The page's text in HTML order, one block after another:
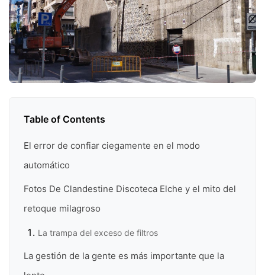
Table of Contents
El error de confiar ciegamente en el modo
automático
Fotos De Clandestine Discoteca Elche y el mito del
retoque milagroso
La trampa del exceso de filtros
La gestión de la gente es más importante que la